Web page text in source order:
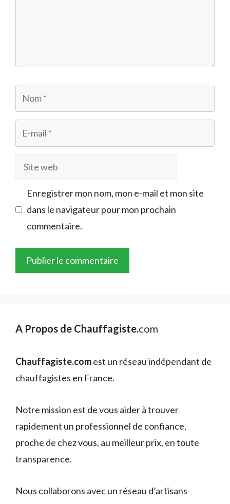
Nom
E-
mail
Site
Enregistrer mon nom, mon e-mail et mon site
dans le navigateur pour mon prochain
commentaire.
A Propos de Chauffagiste.com
Chauffagiste.comest un réseau indépendant de
chauffagistes en France.
Notre mission est de vous aider à trouver
rapidement un professionnel de confiance,
proche de chez vous, au meilleur prix, en toute
transparence.
Nous collaborons avec un réseau d’artisans